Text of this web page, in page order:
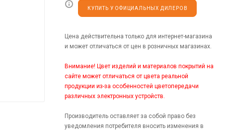
КУПИТЬ У ОФИЦИАЛЬНЫХ ДИЛЕРОВ
Цена действительна только для интернет-магазина
и может отличаться от цен в розничных магазинах.
Внимание! Цвет изделий и материалов покрытий на
сайте может отличаться от цвета реальной
продукции из-за особенностей цветопередачи
различных электронных устройств.
Производитель оставляет за собой право без
уведомления потребителя вносить изменения в